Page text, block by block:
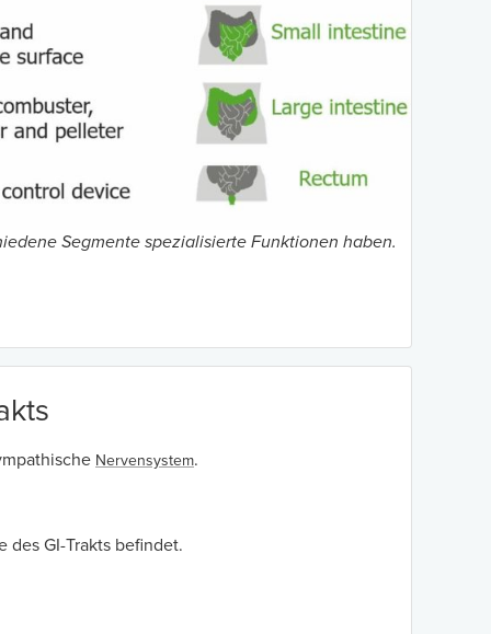
Segmente spezialisierte Funktionen haben.
Nervensystem.
des GI-Trakts befindet.